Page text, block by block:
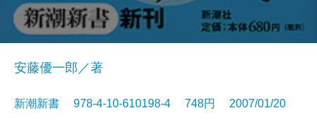
安藤優一郎／著
新潮新書 978-4-10-610198-4 748円 2007/01/20